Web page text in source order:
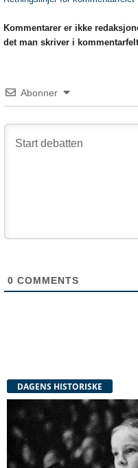
Kommentarer er ikke
det man skriver i
Abonner
0 COMMENTS
DAGENS HISTORISKE